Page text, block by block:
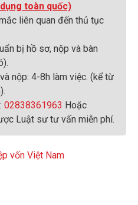
toàn quốc)
liên quan đến thủ tục
bị hồ sơ, nộp và bàn
nộp: 4-8h làm việc. (kể từ
02838361963 Hoặc
Luật sư tư vấn miễn phí.
vốn Việt Nam